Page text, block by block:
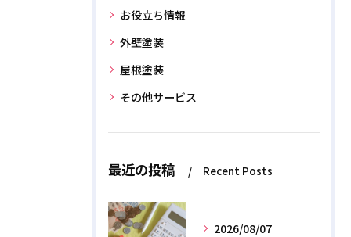
お役立ち情報
外壁塗装
屋根塗装
その他サービス
最近の投稿 Recent Posts
2026/08/07